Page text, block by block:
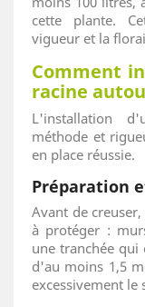
cette plante.
vigueur et la
Comment
racine
L'installation
méthode et
en place réussie.
Préparation
Avant de
à protéger :
une tranchée qui
d'au moins 1,5
excessivement le